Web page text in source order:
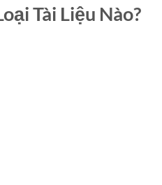
Tài Liệu Nào?